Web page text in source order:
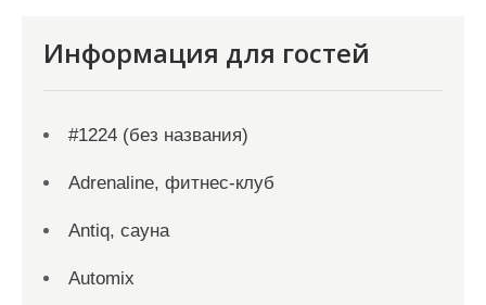
Информация для гостей
#1224 (без названия)
Adrenaline, фитнес-клуб
Antiq, сауна
Automix